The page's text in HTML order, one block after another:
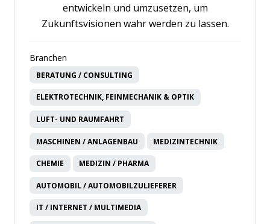
entwickeln und umzusetzen, um
Zukunftsvisionen wahr werden zu lassen.
Branchen
BERATUNG / CONSULTING
ELEKTROTECHNIK, FEINMECHANIK & OPTIK
LUFT- UND RAUMFAHRT
MASCHINEN / ANLAGENBAU MEDIZINTECHNIK
CHEMIE MEDIZIN / PHARMA
AUTOMOBIL / AUTOMOBILZULIEFERER
IT / INTERNET / MULTIMEDIA